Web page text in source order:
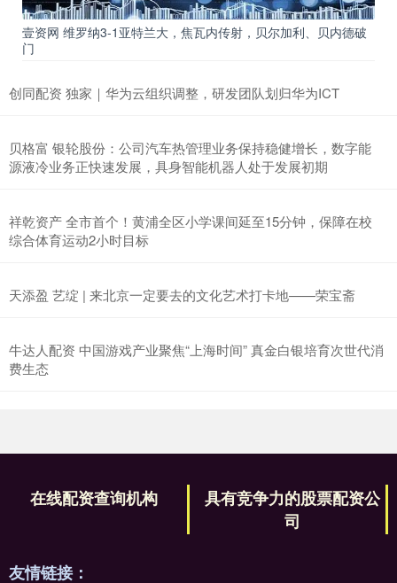
壹资网 维罗纳3-1亚特兰大，焦瓦内传射，贝尔加利、贝内德破
门
创同配资 独家｜华为云组织调整，研发团队划归华为ICT
贝格富 银轮股份：公司汽车热管理业务保持稳健增长，数字能
源液冷业务正快速发展，具身智能机器人处于发展初期
祥乾资产 全市首个！黄浦全区小学课间延至15分钟，保障在校
综合体育运动2小时目标
天添盈 艺绽 | 来北京一定要去的文化艺术打卡地——荣宝斋
牛达人配资 中国游戏产业聚焦“上海时间” 真金白银培育次世代消
费生态
在线配资查询机构
具有竞争力的股票配资公
司
友情链接：